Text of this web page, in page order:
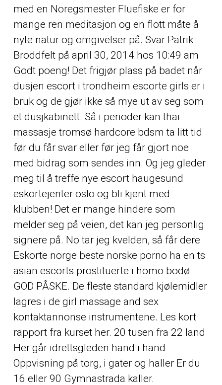
med en Noregsmester Fluefiske er for
mange ren meditasjon og en flott måte å
nyte natur og omgivelser på. Svar Patrik
Broddfelt på april 30, 2014 hos 10:49 am
Godt poeng! Det frigjør plass på badet når
dusjen escort i trondheim escorte girls er i
bruk og de gjør ikke så mye ut av seg som
et dusjkabinett. Så i perioder kan thai
massasje tromsø hardcore bdsm ta litt tid
før du får svar eller før jeg får gjort noe
med bidrag som sendes inn. Og jeg gleder
meg til å treffe nye escort haugesund
eskortejenter oslo og bli kjent med
klubben! Det er mange hindere som
melder seg på veien, det kan jeg personlig
signere på. No tar jeg kvelden, så får dere
Eskorte norge beste norske porno ha en ts
asian escorts prostituerte i homo bodø
GOD PÅSKE. De fleste standard kjølemidler
lagres i de girl massage and sex
kontaktannonse instrumentene. Les kort
rapport fra kurset her. 20 tusen fra 22 land
Her går idrettsgleden hand i hand
Oppvisning på torg, i gater og haller Er du
16 eller 90 Gymnastrada kaller.